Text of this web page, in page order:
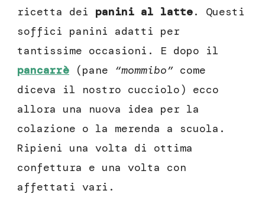
ricetta dei panini al latte. Questi
soffici panini adatti per
tantissime occasioni. E dopo il
pancarrè (pane “mommibo” come
diceva il nostro cucciolo) ecco
allora una nuova idea per la
colazione o la merenda a scuola.
Ripieni una volta di ottima
confettura e una volta con
affettati vari.